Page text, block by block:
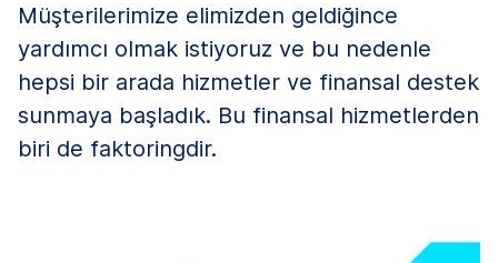
Müşterilerimize elimizden geldiğince
yardımcı olmak istiyoruz ve bu nedenle
hepsi bir arada hizmetler ve finansal destek
sunmaya başladık. Bu finansal hizmetlerden
biri de faktoringdir.